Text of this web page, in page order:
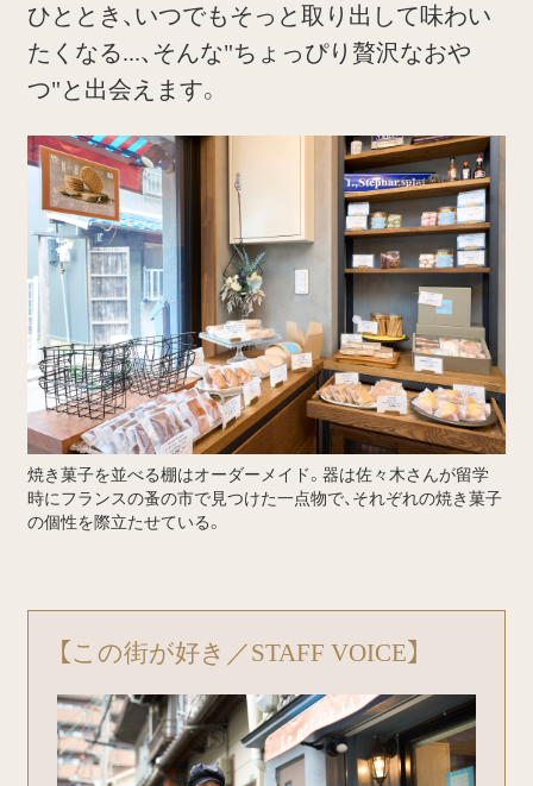
ひととき、いつでもそっと取り出して味わい
たくなる...、そんな"ちょっぴり贅沢なおや
つ"と出会えます。
焼き菓子を並べる棚はオーダーメイド。器は佐々木さんが留学
時にフランスの蚤の市で見つけた一点物で、それぞれの焼き菓子
の個性を際立たせている。
【この街が好き／STAFF VOICE】